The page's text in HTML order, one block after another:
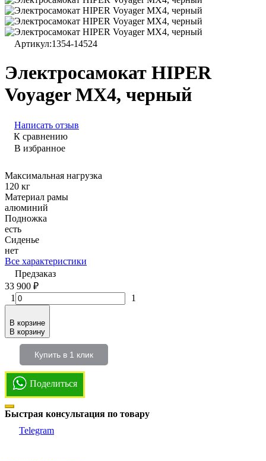
Артикул:1354-14524
Электросамокат HIPER
Voyager MX4, черный
Написать отзыв
К сравнению
В избранное
Максимальная нагрузка
120 кг
Материал рамы
алюминий
Подножка
есть
Сиденье
нет
Все характеристики
Предзаказ
33 900 ₽
1
1
В корзине
В корзину
Купить в 1 клик
Поделиться
Быстрая консультация по товару
Telegram